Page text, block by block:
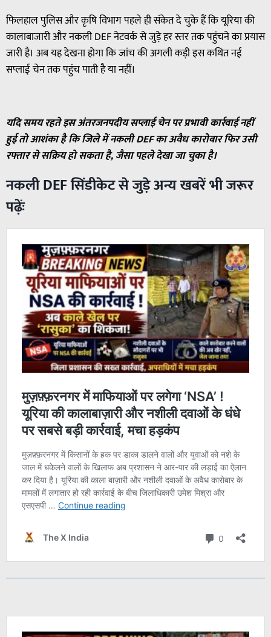
फिलहाल पुलिस और कृषि विभाग पहले ही संकेत दे चुके हैं कि यूरिया की
कालाबाजारी और नकली DEF नेटवर्क से जुड़े हर स्तर तक पहुंचने का प्रयास
जारी है। अब यह देखना होगा कि जांच की अगली कड़ी इस कथित नई
सप्लाई चेन तक पहुंच पाती है या नहीं।
यदि समय रहते इस अंतरजनपदीय सप्लाई चेन पर प्रभावी कार्रवाई नहीं
हुई तो आशंका है कि जिले में नकली DEF का अवैध कारोबार फिर उसी
रफ्तार से सक्रिय हो सकता है, जैसा पहले देखा जा चुका है।
नकली DEF सिंडीकेट से जुड़े अन्य खबरें भी जरूर
पढ़ेंः